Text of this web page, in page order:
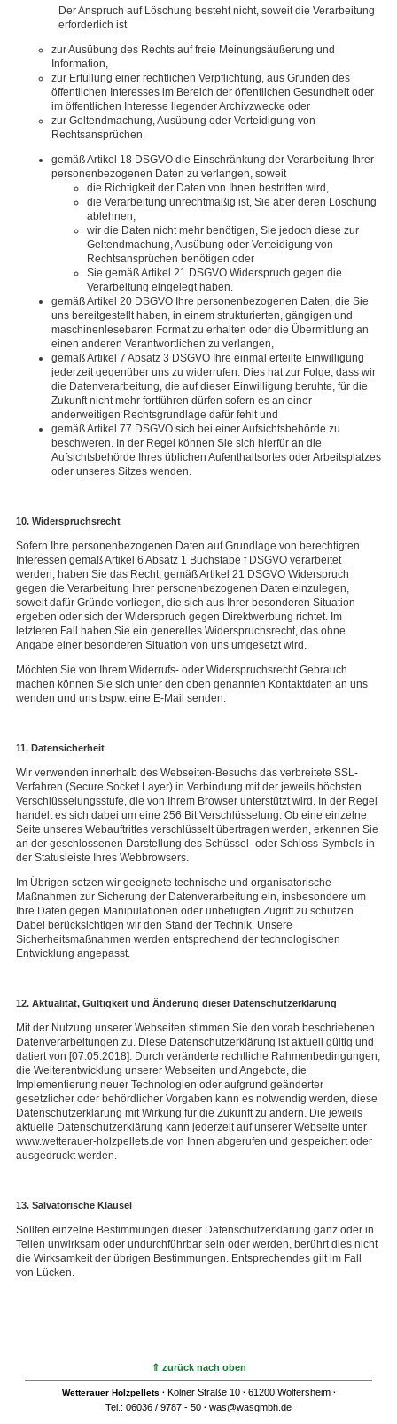
Der Anspruch auf Löschung besteht nicht, soweit die Verarbeitung
erforderlich ist
zur Ausübung des Rechts auf freie Meinungsäußerung und
Information,
zur Erfüllung einer rechtlichen Verpflichtung, aus Gründen des
öffentlichen Interesses im Bereich der öffentlichen Gesundheit oder
im öffentlichen Interesse liegender Archivzwecke oder
zur Geltendmachung, Ausübung oder Verteidigung von
Rechtsansprüchen.
gemäß Artikel 18 DSGVO die Einschränkung der Verarbeitung Ihrer
personenbezogenen Daten zu verlangen, soweit
die Richtigkeit der Daten von Ihnen bestritten wird,
die Verarbeitung unrechtmäßig ist, Sie aber deren Löschung
ablehnen,
wir die Daten nicht mehr benötigen, Sie jedoch diese zur
Geltendmachung, Ausübung oder Verteidigung von
Rechtsansprüchen benötigen oder
Sie gemäß Artikel 21 DSGVO Widerspruch gegen die
Verarbeitung eingelegt haben.
gemäß Artikel 20 DSGVO Ihre personenbezogenen Daten, die Sie
uns bereitgestellt haben, in einem strukturierten, gängigen und
maschinenlesebaren Format zu erhalten oder die Übermittlung an
einen anderen Verantwortlichen zu verlangen,
gemäß Artikel 7 Absatz 3 DSGVO Ihre einmal erteilte Einwilligung
jederzeit gegenüber uns zu widerrufen. Dies hat zur Folge, dass wir
die Datenverarbeitung, die auf dieser Einwilligung beruhte, für die
Zukunft nicht mehr fortführen dürfen sofern es an einer
anderweitigen Rechtsgrundlage dafür fehlt und
gemäß Artikel 77 DSGVO sich bei einer Aufsichtsbehörde zu
beschweren. In der Regel können Sie sich hierfür an die
Aufsichtsbehörde Ihres üblichen Aufenthaltsortes oder Arbeitsplatzes
oder unseres Sitzes wenden.
10. Widerspruchsrecht
Sofern Ihre personenbezogenen Daten auf Grundlage von berechtigten
Interessen gemäß Artikel 6 Absatz 1 Buchstabe f DSGVO verarbeitet
werden, haben Sie das Recht, gemäß Artikel 21 DSGVO Widerspruch
gegen die Verarbeitung Ihrer personenbezogenen Daten einzulegen,
soweit dafür Gründe vorliegen, die sich aus Ihrer besonderen Situation
ergeben oder sich der Widerspruch gegen Direktwerbung richtet. Im
letzteren Fall haben Sie ein generelles Widerspruchsrecht, das ohne
Angabe einer besonderen Situation von uns umgesetzt wird.
Möchten Sie von Ihrem Widerrufs- oder Widerspruchsrecht Gebrauch
machen können Sie sich unter den oben genannten Kontaktdaten an uns
wenden und uns bspw. eine E-Mail senden.
11. Datensicherheit
Wir verwenden innerhalb des Webseiten-Besuchs das verbreitete SSL-
Verfahren (Secure Socket Layer) in Verbindung mit der jeweils höchsten
Verschlüsselungsstufe, die von Ihrem Browser unterstützt wird. In der Regel
handelt es sich dabei um eine 256 Bit Verschlüsselung. Ob eine einzelne
Seite unseres Webauftrittes verschlüsselt übertragen werden, erkennen Sie
an der geschlossenen Darstellung des Schüssel- oder Schloss-Symbols in
der Statusleiste Ihres Webbrowsers.
Im Übrigen setzen wir geeignete technische und organisatorische
Maßnahmen zur Sicherung der Datenverarbeitung ein, insbesondere um
Ihre Daten gegen Manipulationen oder unbefugten Zugriff zu schützen.
Dabei berücksichtigen wir den Stand der Technik. Unsere
Sicherheitsmaßnahmen werden entsprechend der technologischen
Entwicklung angepasst.
12. Aktualität, Gültigkeit und Änderung dieser Datenschutzerklärung
Mit der Nutzung unserer Webseiten stimmen Sie den vorab beschriebenen
Datenverarbeitungen zu. Diese Datenschutzerklärung ist aktuell gültig und
datiert von [07.05.2018]. Durch veränderte rechtliche Rahmenbedingungen,
die Weiterentwicklung unserer Webseiten und Angebote, die
Implementierung neuer Technologien oder aufgrund geänderter
gesetzlicher oder behördlicher Vorgaben kann es notwendig werden, diese
Datenschutzerklärung mit Wirkung für die Zukunft zu ändern. Die jeweils
aktuelle Datenschutzerklärung kann jederzeit auf unserer Webseite unter
www.wetterauer-holzpellets.de von Ihnen abgerufen und gespeichert oder
ausgedruckt werden.
13. Salvatorische Klausel
Sollten einzelne Bestimmungen dieser Datenschutzerklärung ganz oder in
Teilen unwirksam oder undurchführbar sein oder werden, berührt dies nicht
die Wirksamkeit der übrigen Bestimmungen. Entsprechendes gilt im Fall
von Lücken.
⇑ zurück nach oben
Wetterauer Holzpellets · Kölner Straße 10 · 61200 Wölfersheim ·
Tel.: 06036 / 9787 - 50 · was@wasgmbh.de